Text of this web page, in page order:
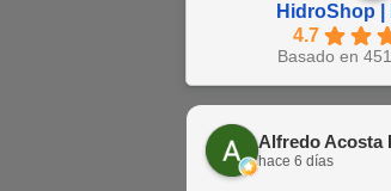
HidroShop |
4.7
Basado en
Alfredo Acosta
hace 6 días